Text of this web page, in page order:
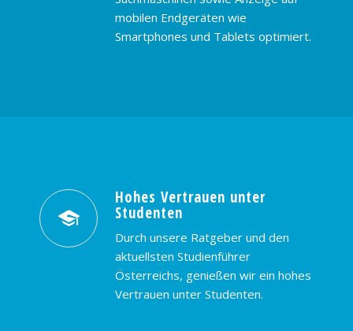
mobilen Endgeräten wie
Smartphones und Tablets optimiert.
Hohes Vertrauen unter
Studenten
Durch unsere Ratgeber und den
aktuellsten Studienführer
Österreichs, genießen wir ein hohes
Vertrauen unter Studenten.